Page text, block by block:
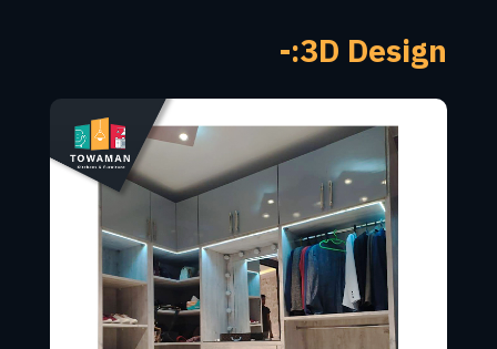
3D Design:-